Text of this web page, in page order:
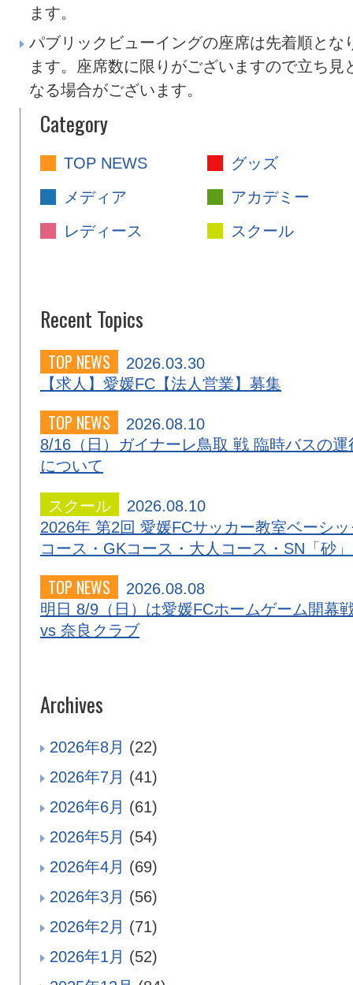
ます。
パブリックビューイングの座席は先着順とな
ます。座席数に限りがございますので立ち見
なる場合がございます。
Category
TOP NEWS
グッズ
メディア
アカデミー
レディース
スクール
Recent Topics
TOP NEWS
2026.03.30
【求人】愛媛FC【法人営業】募集
TOP NEWS
2026.08.10
8/16（日）ガイナーレ鳥取 戦 臨時バスの運
について
スクール
2026.08.10
2026年 第2回 愛媛FCサッカー教室ベーシッ
コース・GKコース・大人コース・SN「砂
TOP NEWS
2026.08.08
明日 8/9（日）は愛媛FCホームゲーム開幕
vs 奈良クラブ
Archives
2026年8月 (22)
2026年7月 (41)
2026年6月 (61)
2026年5月 (54)
2026年4月 (69)
2026年3月 (56)
2026年2月 (71)
2026年1月 (52)